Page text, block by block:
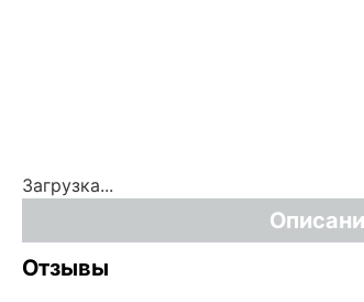
Загрузка...
Отзывы